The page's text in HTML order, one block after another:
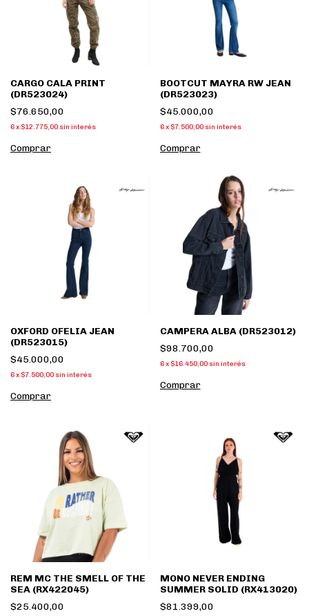
CARGO CALA PRINT
(DR523024)
$76.650,00
6x $12.775,00 sin interés
Comprar
BOOTCUT MAYRA RW JEAN
(DR523023)
$45.000,00
6 x $7.500,00 sin interés
Comprar
OXFORD OFELIA JEAN
(DR523015)
$45.000,00
6x $7.500,00 sin interés
Comprar
CAMPERA ALBA (DR523012)
$98.700,00
6 x $16.450,00 sin interés
Comprar
REM MC THE SMELL OF THE
SEA (RX422045)
$25.400,00
MONO NEVER ENDING
SUMMER SOLID (RX413020)
$81.399,00